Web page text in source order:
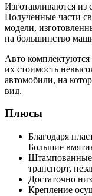
Изготавливаются из
Полученные части
модели,
на большинство
Авто комплектуются
их стоимость
автомобили, на
вид.
Плюсы
Благодаря
Большие
Штампованные
транспорт,
Достаточно
Крепление